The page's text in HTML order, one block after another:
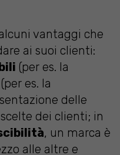
vantaggi che
ai suoi clienti:
(per es. la
(per es. la
delle
dei clienti; in
, un marca è
alle altre e